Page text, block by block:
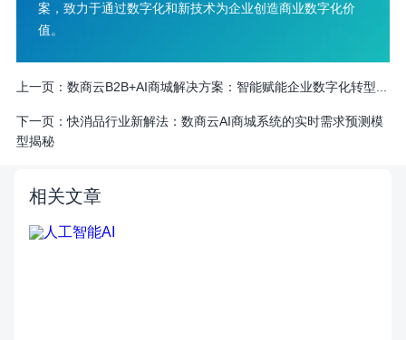
案，致力于通过数字化和新技术为企业创造商业数字化价
值。
上一页： 数商云B2B+AI商城解决方案：智能赋能企业数字化转型...
下一页：快消品行业新解法：数商云AI商城系统的实时需求预测模
型揭秘
相关文章